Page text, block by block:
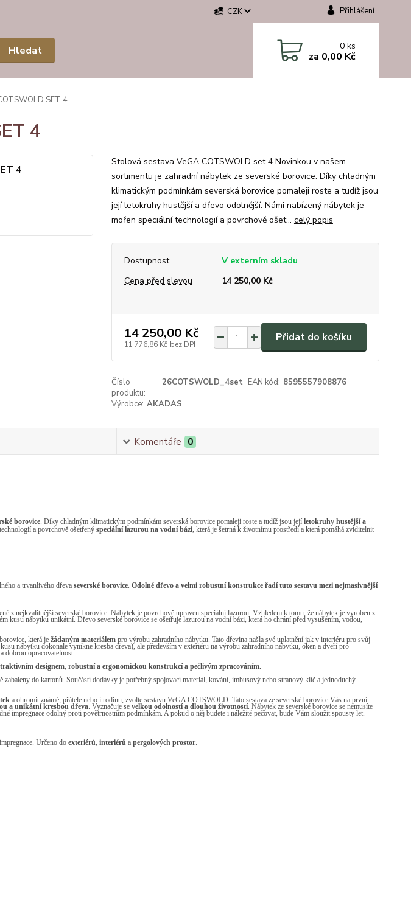
CZK Přihlášení
Hledat 0ks
za 0,00 Kč
SET 4
4
Stolová sestava VeGA COTSWOLD set 4 Novinkou v našem
sortimentu je zahradní nábytek ze severské borovice. Díky chladným
klimatickým podmínkám severská borovice pomaleji roste a tudíž jsou
její letokruhy hustější a dřevo odolnější. Námi nabízený nábytek je
mořen speciální technologií a povrchově ošet... celý popis
Dostupnost
V externím skladu
Cena před slevou
14 250,00 Kč
14 250,00 Kč
11 776,86 Kč bez DPH
Přidat do košíku
Číslo
produktu:
26COTSWOLD_4set EAN kód: 8595557908876
Výrobce: AKADAS
Komentáře 0
borovice. Díky chladným klimatickým podmínkám severská borovice pomaleji roste a tudíž jsou jejíletokruhy hustější a
a povrchově ošetřený speciální lazurou na vodní bázi, která je šetrná k životnímu prostředí a která pomáhá zviditelnit
a trvanlivého dřeva severské borovice. Odolné dřevo a velmi robustní konstrukce řadí tuto sestavu mezi nejmasivnější
z nejkvalitnější severské borovice. Nábytek je povrchově upraven speciální lazurou. Vzhledem k tomu, že nábytek je vyroben z
kusu nábytku unikátní. Dřevo severské borovice se ošetřuje lazurou na vodní bázi, která ho chrání před vysušením, vodou,
která je žádaným materiálem pro výrobu zahradního nábytku. Tato dřevina našla své uplatnění jak v interiéru pro svůj
nábytku dokonale vynikne kresba dřeva), ale především v exteriéru na výrobu zahradního nábytku, oken a dveří pro
a dobrou opracovatelnost.
designem, robustní a ergonomickou konstrukcí a pečlivým zpracováním.
zabaleny do kartonů. Součástí dodávky je potřebný spojovací materiál, kování, imbusový nebo stranový klíč a jednoduchý
a ohromit známé, přátele nebo i rodinu, zvolte sestavu VeGA COTSWOLD. Tato sestava ze severské borovice Vás na první
a unikátní kresbou dřeva. Vyznačuje se velkou odolností a dlouhou životností. Nábytek ze severské borovice se nemusíte
impregnace odolný proti povětrnostním podmínkám. A pokud o něj budete i náležitě pečovat, bude Vám sloužit spousty let.
Určeno do exteriérů, interiérůa pergolových prostor.